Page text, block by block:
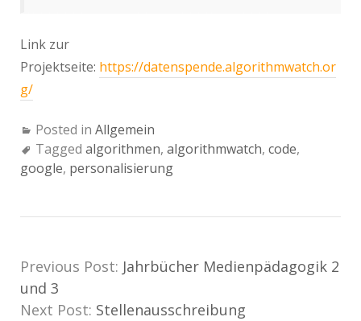
Link zur
Projektseite: https://datenspende.algorithmwatch.or
g/
Posted in Allgemein
Tagged algorithmen, algorithmwatch, code,
google, personalisierung
Previous Post: Jahrbücher Medienpädagogik 2
und 3
Next Post: Stellenausschreibung